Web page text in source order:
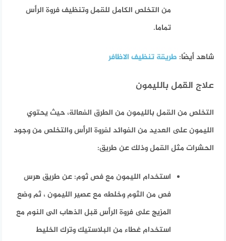
من التخلص الكامل للقمل وتنظيف فروة الرأس
تماما.
شاهد أيضًا: طريقة تنظيف الاظافر
علاج القمل بالليمون
التخلص من القمل بالليمون من الطرق الفعالة، حيث يحتوي
الليمون على العديد من الفوائد لفروة الرأس والتخلص من وجود
الحشرات مثل القمل وذلك عن طريق:
استخدام الليمون مع فص ثوم: عن طريق هرس
فص من الثوم وخلطه مع عصير الليمون ، ثم وضع
المزيج على فروة الرأس قبل الذهاب الى النوم مع
استخدام غطاء من البلاستيك وترك الخليط